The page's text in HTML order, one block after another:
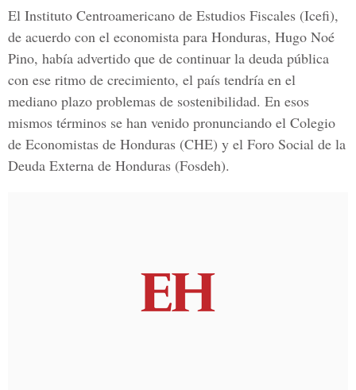
El Instituto Centroamericano de Estudios Fiscales (Icefi),
de acuerdo con el economista para Honduras, Hugo Noé
Pino, había advertido que de continuar la deuda pública
con ese ritmo de crecimiento, el país tendría en el
mediano plazo problemas de sostenibilidad. En esos
mismos términos se han venido pronunciando el Colegio
de Economistas de Honduras (CHE) y el Foro Social de la
Deuda Externa de Honduras (Fosdeh).